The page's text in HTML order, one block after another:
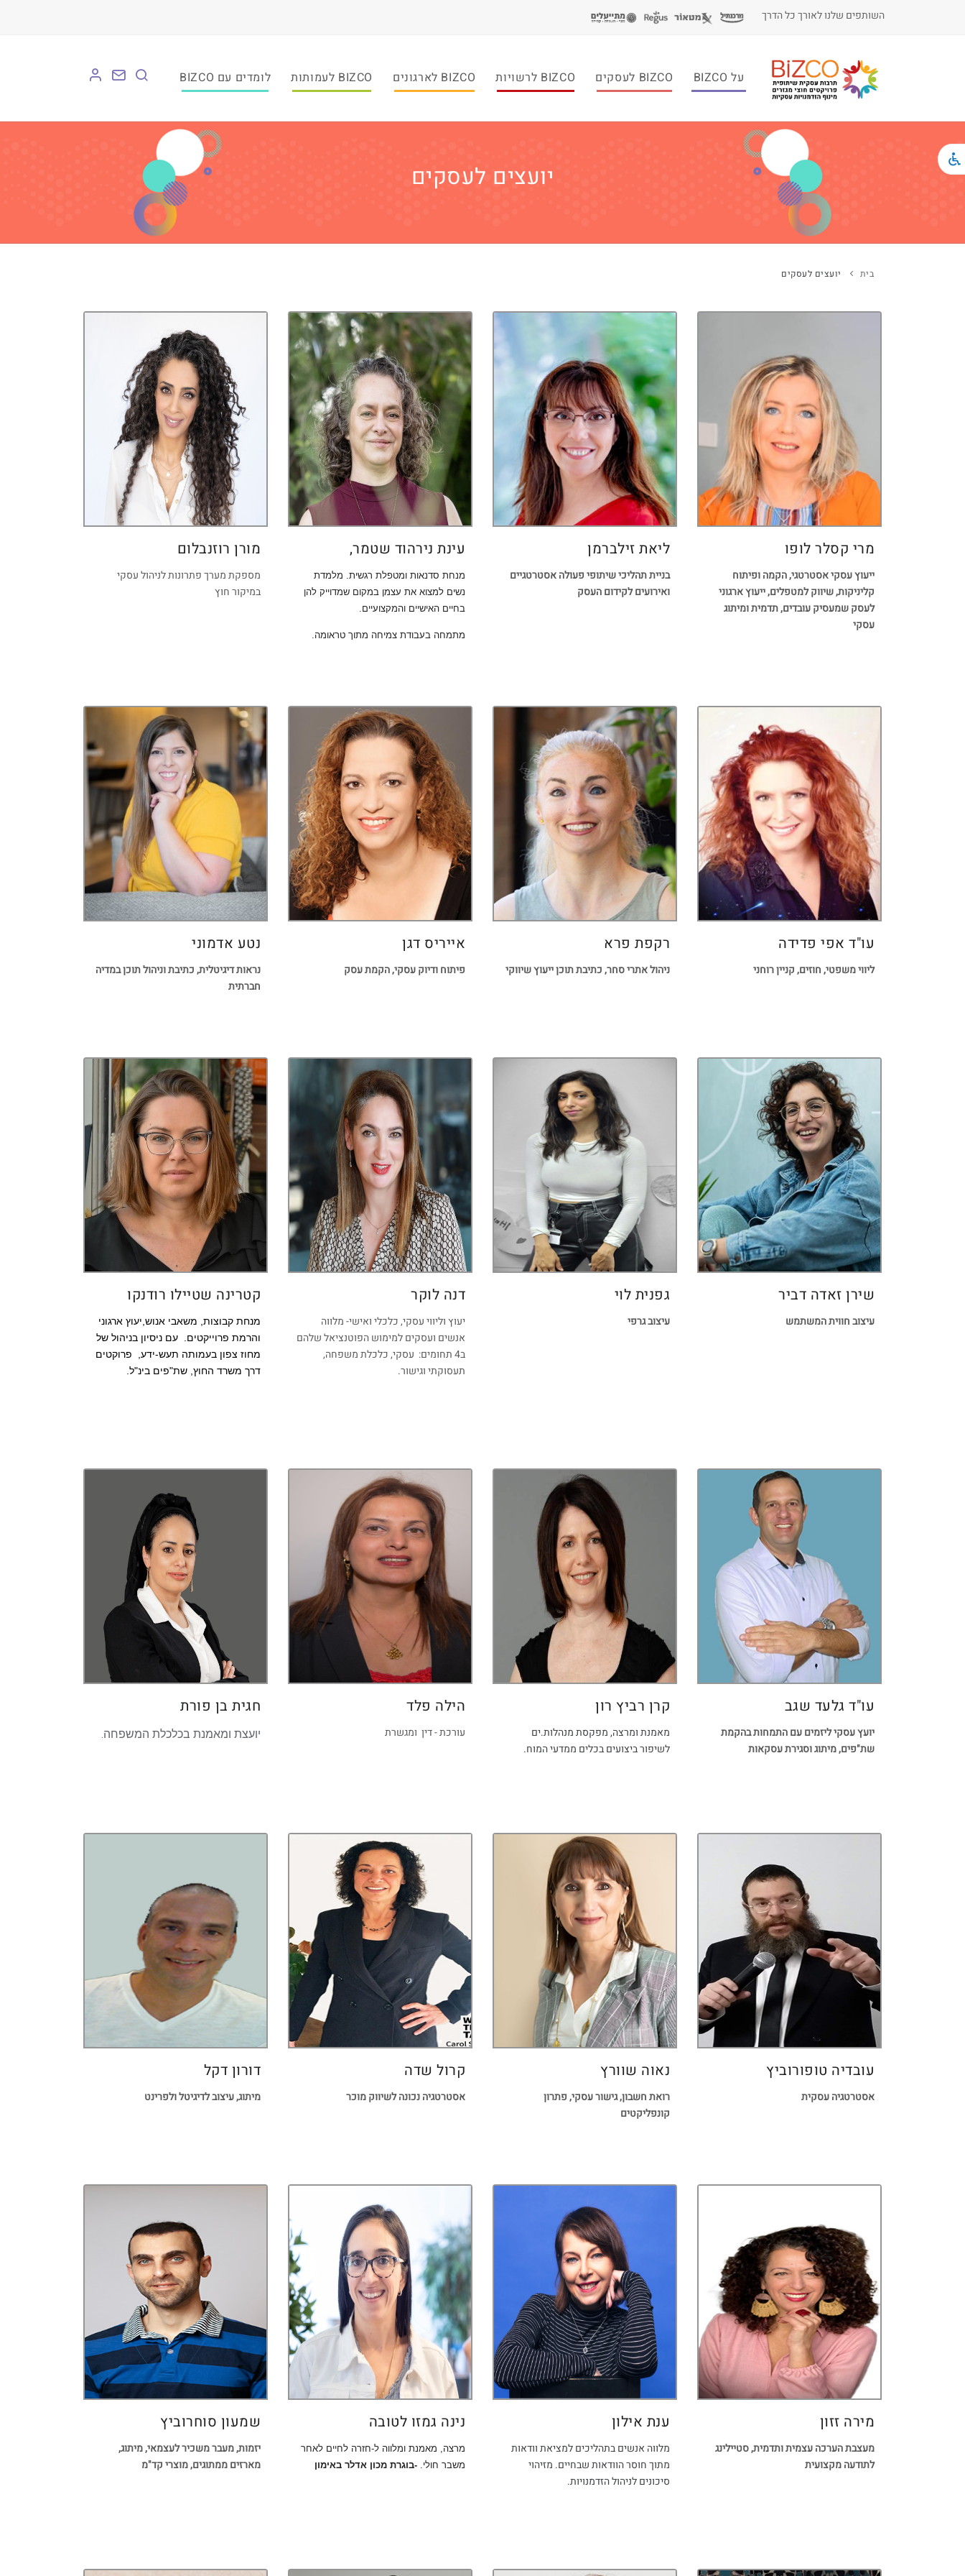
השותפים שלנו לאורך כל הדרך
על BIZCO BIZCO לעסקים BIZCO לרשויות BIZCO לארגונים BIZCO לעמותות לומדים עם BIZCO
יועצים לעסקים
בית יועצים לעסקים
מרי קסלר לופו
ייעוץ עסקי אסטרטגי, הקמה ופיתוח
קליניקות, שיווק למטפלים, ייעוץ ארגוני
לעסק שמעסיק עובדים, תדמית ומיתוג
עסקי
ליאת זילברמן
בניית תהליכי שיתופי פעולה אסטרטגיים
ואירועים לקידום העסק
עינת נירהוד שטמר,
מנחת סדנאות ומטפלת רגשית. מלמדת
נשים למצוא את עצמן במקום שמדוייק להן
בחיים האישיים והמקצועיים.
מתמחה בעבודת צמיחה מתוך טראומה.
מורן רוזנבלום
מספקת מערך פתרונות לניהול עסקי
במיקור חוץ
עו"ד אפי פדידה
ליווי משפטי, חוזים, קניין רוחני
רקפת פרא
ניהול אתרי סחר, כתיבת תוכן ייעוץ שיווקי
אייריס דגן
פיתוח ודיוק עסקי, הקמת עסק
נטע אדמוני
נראות דיגיטלית, כתיבת וניהול תוכן במדיה
חברתית
שירן זאדה דביר
עיצוב חווית המשתמש
גפנית לוי
עיצוב גרפי
דנה לוקר
יעוץ וליווי עסקי, כלכלי ואישי- מלווה
אנשים ועסקים למימוש הפוטנציאל שלהם
ב4 תחומים: עסקי, כלכלת משפחה,
תעסוקתי וגישור.
קטרינה שטיילו רודנקו
מנחת קבוצות, משאבי אנוש,יעוץ ארגוני
והרמת פרוייקטים. עם ניסיון בניהול של
מחוז צפון בעמותה תעש-ידע, פרוקטים
דרך משרד החוץ, שת"פים בינ"ל.
עו"ד גלעד שגב
יועץ עסקי ליזמים עם התמחות בהקמת
שת"פים, מיתוג וסגירת עסקאות
קרן רביץ רון
מאמנת ומרצה, מפקסת מנהלות.ים
לשיפור ביצועים בכלים ממדעי המוח.
הילה פלד
עורכת - דין ומגשרת
חגית בן פורת
יועצת ומאמנת בכלכלת המשפחה.
עובדיה טופורוביץ
אסטרטגיה עסקית
נאוה שוורץ
רואת חשבון, גישור עסקי, פתרון
קונפליקטים
קרול שדה
אסטרטגיה נכונה לשיווק מוכר
דורון דקל
מיתוג, עיצוב לדיגיטל ולפרינט
מירה זזון
מעצבת הערכה עצמית ותדמית, סטיילינג
לתודעה מקצועית
ענת אילון
מלווה אנשים בתהליכים למציאת וודאות
מתוך חוסר הוודאות שבחיים. מזיהוי
סיכונים לניהול הזדמנויות.
נינה גמזו לטובה
מרצה, מאמנת ומלווה ל-חזרה לחיים לאחר
משבר חולי. -בוגרת מכון אדלר באימון
שמעון סוחרוביץ
יזמות, מעבר משכיר לעצמאי, מיתוג,
מארזים ממתוגים, מוצרי קד"מ